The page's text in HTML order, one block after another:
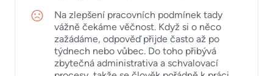
Na zlepšení pracovních podmínek tady
vážně čekáme věčnost. Když si o něco
zažádáme, odpověď přijde často až po
týdnech nebo vůbec. Do toho přibývá
zbytečná administrativa a schvalovací